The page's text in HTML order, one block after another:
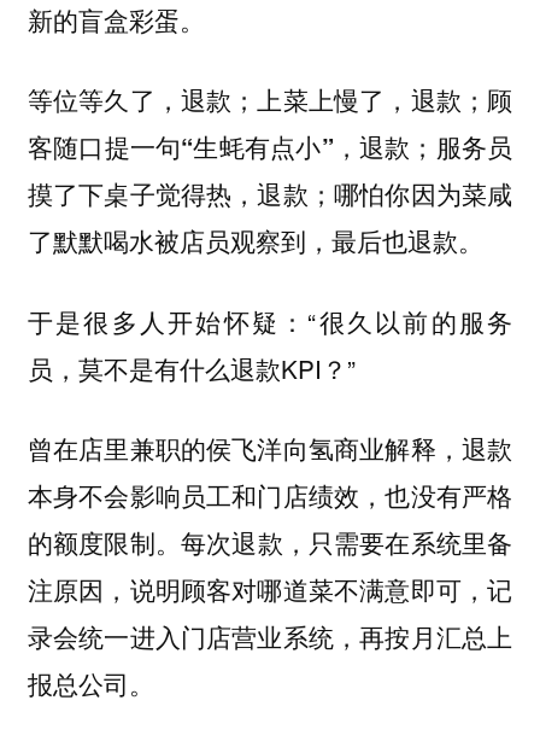
新的盲盒彩蛋。
等位等久了，退款；上菜上慢了，退款； 顾
客随口提一句“生蚝有点小”，退款；服务员
摸了下桌子觉得热，退款；哪怕你因为菜咸
了默默喝水被店员观察到，最后也退款。
于是很多人开始怀疑：“很久以前的服务
员，莫不是有什么退款KPI？”
曾在店里兼职的侯飞洋向氢商业解释， 退款
本身不会影响员工和门店绩效，也没有严格
的额度限制。 每次退款，只需要在系统里备
注原因，说明顾客对哪道菜不满意即可，记
录会统一进入门店营业系统，再按月汇总上
报总公司。